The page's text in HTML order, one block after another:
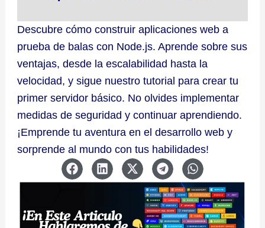
Descubre cómo construir aplicaciones web a
prueba de balas con Node.js. Aprende sobre sus
ventajas, desde la escalabilidad hasta la
velocidad, y sigue nuestro tutorial para crear tu
primer servidor básico. No olvides implementar
medidas de seguridad y continuar aprendiendo.
¡Emprende tu aventura en el desarrollo web y
sorprende al mundo con tus habilidades!